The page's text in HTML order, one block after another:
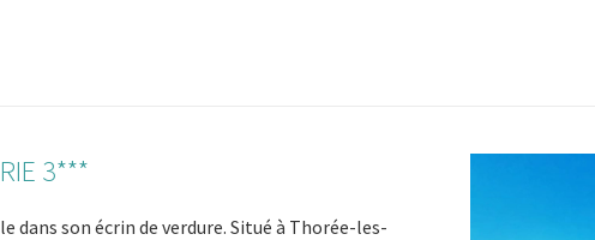
3***
dans son écrin de verdure. Situé à Thorée-les-